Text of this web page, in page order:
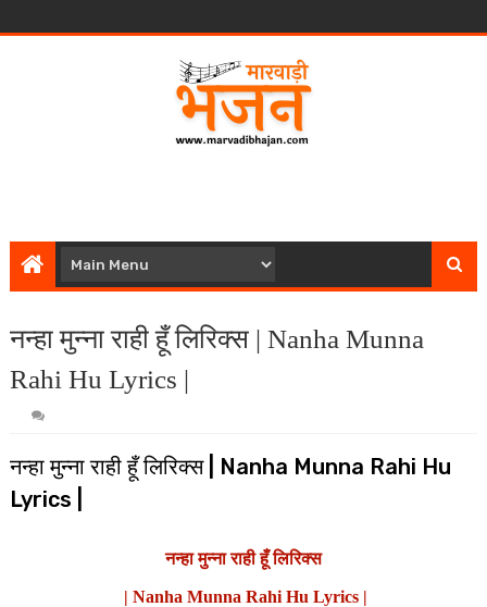
नन्हा मुन्ना राही हूँ लिरिक्स | Nanha Munna
Rahi Hu Lyrics |
नन्हा मुन्ना राही हूँ लिरिक्स | Nanha Munna Rahi Hu
Lyrics |
नन्हा मुन्ना राही हूँ लिरिक्स
| Nanha Munna Rahi Hu Lyrics |